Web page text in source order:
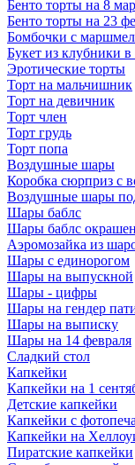
Бенто торты на 8
Бенто торты на 23
Бомбочки с
Букет из клубники
Эротические торты
Торт на мальчишник
Торт на девичник
Торт член
Торт грудь
Торт попа
Воздушные шары
Коробка сюрприз с
Воздушные шары
Шары баблс
Шары баблс
Аэромозайка из
Шары с единорогом
Шары на выпускной
Шары - цифры
Шары на гендер
Шары на выписку
Шары на 14 февраля
Сладкий стол
Капкейки
Капкейки на 1
Детские капкейки
Капкейки с
Капкейки на
Пиратские капкейки